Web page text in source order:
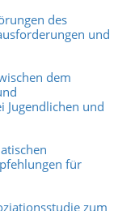
des
und
dem
Jugendlichen und
für
zum